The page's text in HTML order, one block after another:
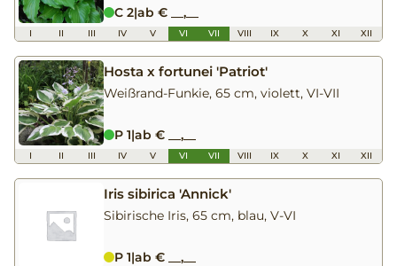
C 2|ab € __,__
I II III IV V VI VII VIII IX X XI XII
Hosta x fortunei 'Patriot'
Weißrand-Funkie, 65 cm, violett, VI-VII
P 1|ab € __,__
I II III IV V VI VII VIII IX X XI XII
Iris sibirica 'Annick'
Sibirische Iris, 65 cm, blau, V-VI
P 1|ab € __,__